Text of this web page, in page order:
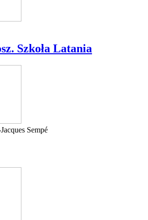
Szkoła Latania
Sempé